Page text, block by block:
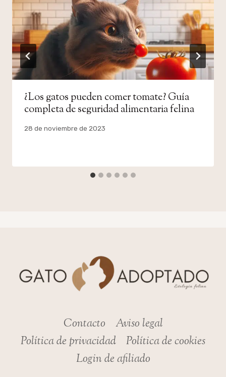
¿Los gatos pueden comer tomate? Guía
completa de seguridad alimentaria felina
Por
28 de noviembre de 2023
Contacto
Aviso legal
Política de privacidad
Política de cookies
Login de afiliado